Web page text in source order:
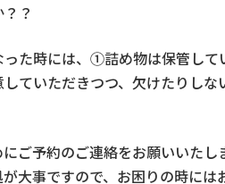
？
った時には、①詰め物は保管し
ていただきつつ、欠けたりし
ご予約のご連絡をお願いいた
大事ですので、お困りの時には